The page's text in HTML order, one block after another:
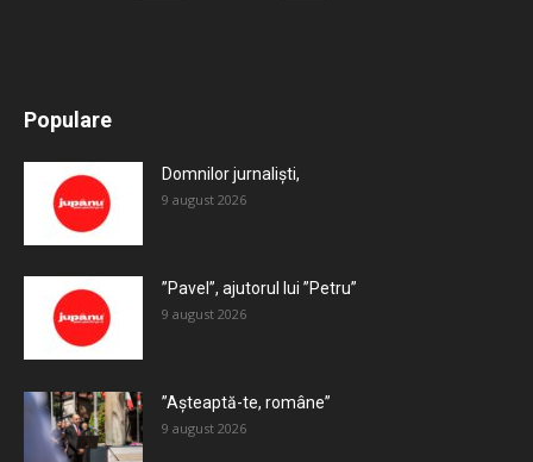
Populare
Domnilor jurnaliști,
9 august 2026
”Pavel”, ajutorul lui ”Petru”
9 august 2026
”Așteaptă-te, române”
9 august 2026